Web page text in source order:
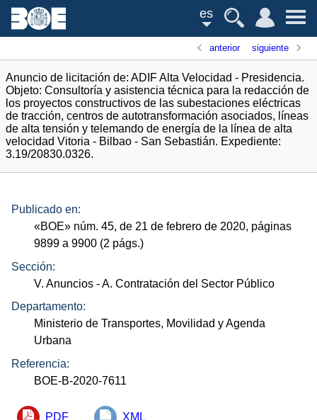
es
anterior siguiente
Anuncio de licitación de: ADIF Alta Velocidad - Presidencia.
Objeto: Consultoría y asistencia técnica para la redacción de
los proyectos constructivos de las subestaciones eléctricas
de tracción, centros de autotransformación asociados, líneas
de alta tensión y telemando de energía de la línea de alta
velocidad Vitoria - Bilbao - San Sebastián. Expediente:
3.19/20830.0326.
Publicado en:
«BOE» núm. 45, de 21 de febrero de 2020, páginas
9899 a 9900 (2 págs.)
Sección:
V. Anuncios - A. Contratación del Sector Público
Departamento:
Ministerio de Transportes, Movilidad y Agenda
Urbana
Referencia:
BOE-B-2020-7611
PDF XML